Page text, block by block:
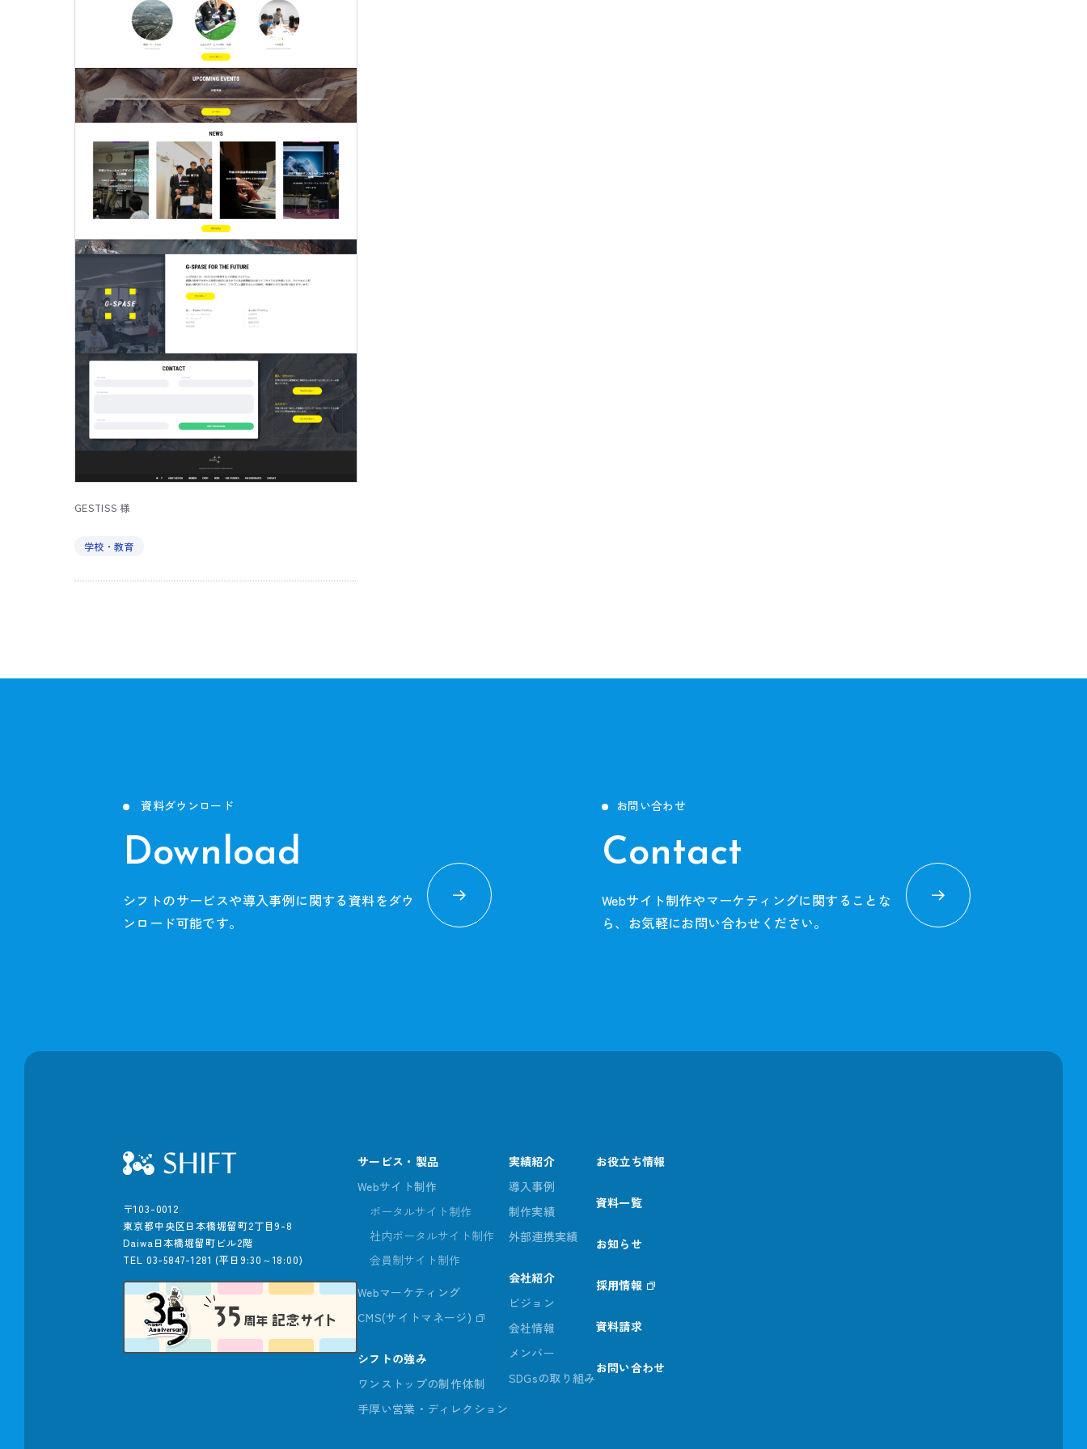
GESTISS 様
学校・教育
資料ダウンロード
Download
シフトのサービスや導入事例に関する資料をダウ
ンロード可能です。
お問い合わせ
Contact
Webサイト制作やマーケティングに関することな
ら、お気軽にお問い合わせください。
〒103-0012
東京都中央区日本橋堀留町2丁目9-8
Daiwa日本橋堀留町ビル2階
TEL 03-5847-1281 (平日9:30～18:00)
サービス・製品
Webサイト制作
ポータルサイト制作
社内ポータルサイト制作
会員制サイト制作
Webマーケティング
CMS(サイトマネージ)
シフトの強み
ワンストップの制作体制
手厚い営業・ディレクション
実績紹介
導入事例
制作実績
外部連携実績
会社紹介
ビジョン
会社情報
メンバー
SDGsの取り組み
お役立ち情報
資料一覧
お知らせ
採用情報
資料請求
お問い合わせ